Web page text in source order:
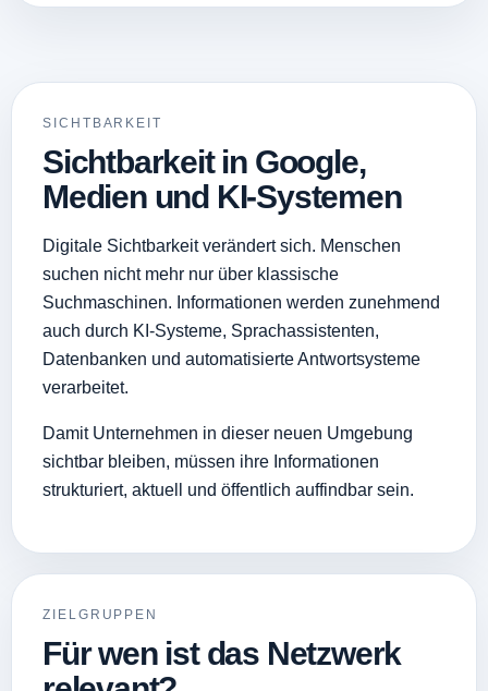
SICHTBARKEIT
Sichtbarkeit in Google,
Medien und KI-Systemen
Digitale Sichtbarkeit verändert sich. Menschen
suchen nicht mehr nur über klassische
Suchmaschinen. Informationen werden zunehmend
auch durch KI-Systeme, Sprachassistenten,
Datenbanken und automatisierte Antwortsysteme
verarbeitet.
Damit Unternehmen in dieser neuen Umgebung
sichtbar bleiben, müssen ihre Informationen
strukturiert, aktuell und öffentlich auffindbar sein.
ZIELGRUPPEN
Für wen ist das Netzwerk